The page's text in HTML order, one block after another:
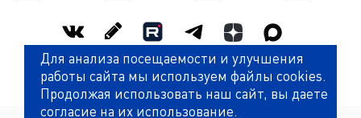
Оценить работу библиотеки
Для анализа посещаемости и улучшения
работы сайта мы используем файлы cookies.
Продолжая использовать наш сайт, вы даете
согласие на их использование.